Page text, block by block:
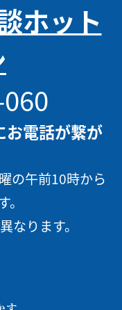
ホット
お電話が繋が
の午前10時から
なります。